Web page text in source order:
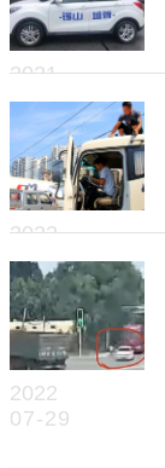
2021
09-06
2022
08-22
2022
07-29